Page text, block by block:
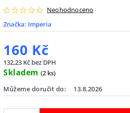
Neohodnoceno
Značka: Imperia
160 Kč
132,23 Kč bez DPH
Skladem (2 ks)
Můžeme doručit do:
13.8.2026